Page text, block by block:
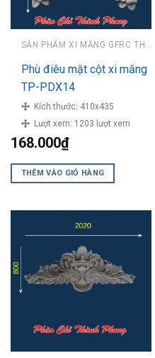
SẢN PHẨM XI MĂNG GFRC THÀNH PHONG
Phù điêu mặt cột xi măng
TP-PDX14
Kích thước: 410x435
Lượt xem: 1203 lượt xem
168.000₫
THÊM VÀO GIỎ HÀNG